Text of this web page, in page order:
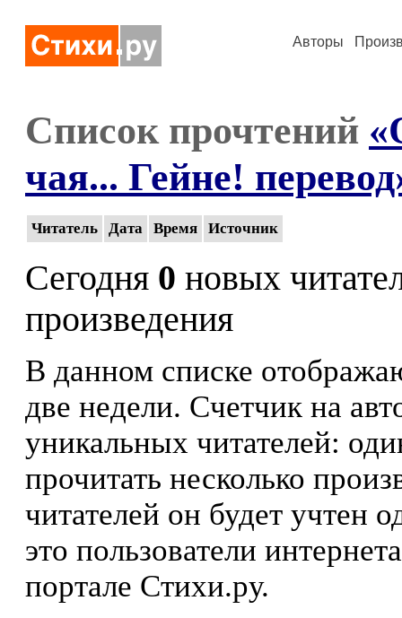
Авторы
Список прочтений
чая... Гейне!
Читатель Дата Время Источник
Сегодня 0 новых
произведения
В данном списке
две недели. Счетчик на
уникальных читателей:
прочитать несколько
читателей он будет учтен
это пользователи
портале Стихи.ру.